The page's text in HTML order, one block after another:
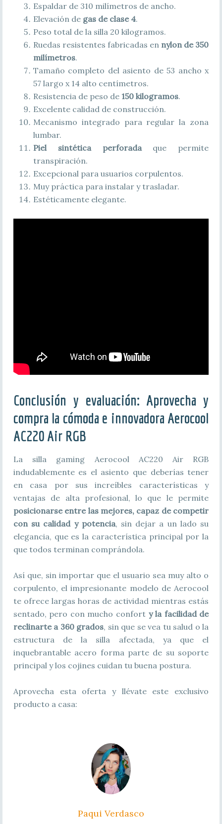
Espaldar de 310 milímetros de ancho.
Elevación de gas de clase 4.
Peso total de la silla 20 kilogramos.
Ruedas resistentes fabricadas en nylon de 350
milímetros.
Tamaño completo del asiento de 53 ancho x
57 largo x 14 alto centímetros.
Resistencia de peso de 150 kilogramos.
Excelente calidad de construcción.
Mecanismo integrado para regular la zona
lumbar.
Piel sintética perforadaque permite
transpiración.
Excepcional para usuarios corpulentos.
Muy práctica para instalar y trasladar.
Estéticamente elegante.
Conclusión y evaluación: Aprovecha y
compra la cómoda e innovadora Aerocool
AC220 Air RGB
La silla gaming Aerocool AC220 Air RGB
indudablemente es el asiento que deberías tener
en casa por sus increíbles características y
ventajas de alta profesional, lo que le permite
posicionarse entre las mejores, capaz de competir
con su calidad y potencia, sin dejar a un lado su
elegancia, que es la característica principal por la
que todos terminan comprándola.
Así que, sin importar que el usuario sea muy alto o
corpulento, el impresionante modelo de Aerocool
te ofrece largas horas de actividad mientras estás
sentado, pero con mucho confort y la facilidad de
reclinarte a 360 grados, sin que se vea tu salud o la
estructura de la silla afectada, ya que el
inquebrantable acero forma parte de su soporte
principal y los cojines cuidan tu buena postura.
Aprovecha esta oferta y llévate este exclusivo
producto a casa:
Paqui Verdasco